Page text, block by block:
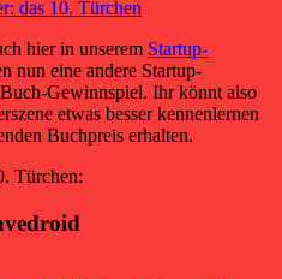
hier in unserem Startup-
nun eine andere Startup-
Gewinnspiel. Ihr könnt also
etwas besser kennenlernen
Buchpreis erhalten.
Türchen: